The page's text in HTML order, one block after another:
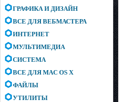
ГРАФИКА И ДИЗАЙН
ВСЕ ДЛЯ ВЕБМАСТЕРА
ИНТЕРНЕТ
МУЛЬТИМЕДИА
СИСТЕМА
ВСЕ ДЛЯ MAC OS X
ФАЙЛЫ
УТИЛИТЫ